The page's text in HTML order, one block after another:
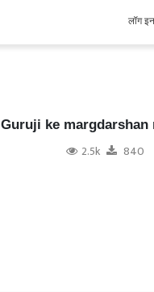
लॉग इन
Guruji ke margdarshan
2.5k 840